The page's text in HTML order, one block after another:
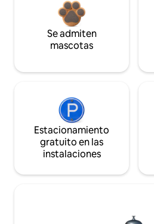
Se admiten
mascotas
Estacionamiento
gratuito en las
instalaciones